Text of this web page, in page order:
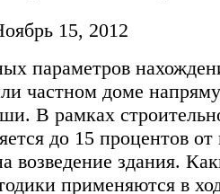
15, 2012
параметров
частном доме
В рамках
до 15 процентов от
возведение здания.
применяются в